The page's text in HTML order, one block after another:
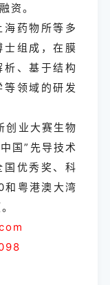
资。
药物所等多
组成，在膜
、基于结构
领域的研发
创业大赛生物
国”先导技术
优秀奖、科
和粤港澳大湾